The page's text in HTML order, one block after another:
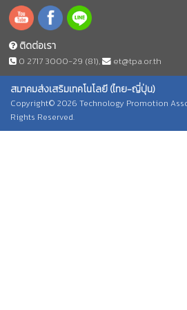
ติดต่อเรา
0 2717 3000-29 (81), et@tpa.or.th
สมาคมส่งเสริมเทคโนโลยี (ไทย-ญี่ปุ่น)
Copyright© 2026 Technology Promotion
Rights Reserved.